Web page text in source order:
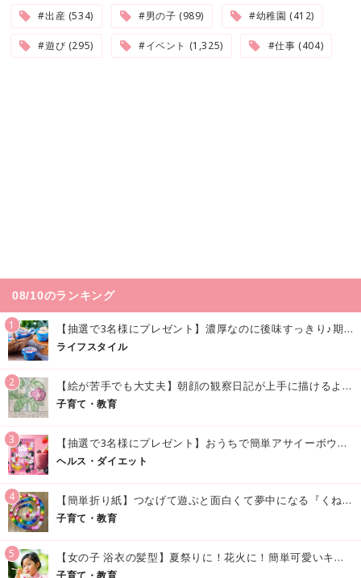
#出産 (534) #男の子 (989) #幼稚園 (412)
#遊び (295) #イベント (1,325) #仕事 (404)
08/10のランキング
1 【抽選で3名様にプレゼント】濃厚なのに後味すっきり♪期間限定の「メイトーのなめらかプリン カルピス®入りソース」で夏を味わおう！
ライフスタイル
2 【絵が苦手でも大丈夫】朝顔の観察日記が上手に描けるようになる方法｜イラスト付き
子育て・教育
3 【抽選で3名様にプレゼント】おうちで簡単アサイーボウル風♪「アサイースムージー」でおいしく美容・健康習慣を始めよう！
ヘルス・ダイエット
4 【簡単折り紙】つなげて遊ぶと面白くて夢中になる『くねくねへびさんの作り方』
子育て・教育
5 【女の子 浴衣の髪型】夏祭りに！花火に！簡単可愛いキッズの浴衣ヘアアレンジまとめ
子育て・教育